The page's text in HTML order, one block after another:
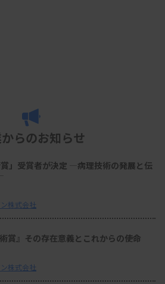
らのお知らせ
」受賞者が決定 ―病理技術の発展と伝
株式会社
賞』その存在意義とこれからの使命
株式会社